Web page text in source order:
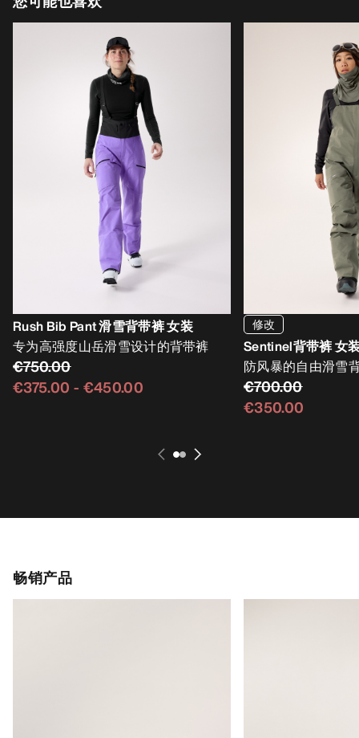
Rush Bib Pant 滑雪背带裤 女装
专为高强度山岳滑雪设计的背带裤
€750.00
€375.00 - €450.00
修改
Sentinel背带裤 女
防风暴的自由滑雪
€700.00
€350.00
畅销产品